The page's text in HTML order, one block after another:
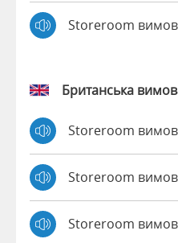
Storeroom
Британська
Storeroom
Storeroom
Storeroom